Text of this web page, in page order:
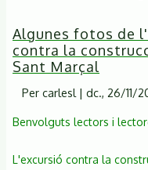
Algunes fotos de
contra la
Sant Marçal
Per carlesl | dc., 26/11/
Benvolguts lectors i
L'excursió contra la